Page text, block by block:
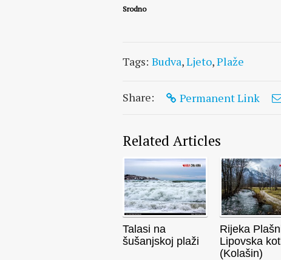
Srodno
Tags: Budva,Ljeto,Plaže
Share: Permanent Link
Related Articles
Talasi na
šušanjskoj plaži
Rijeka
Lipovska
(Kolašin)